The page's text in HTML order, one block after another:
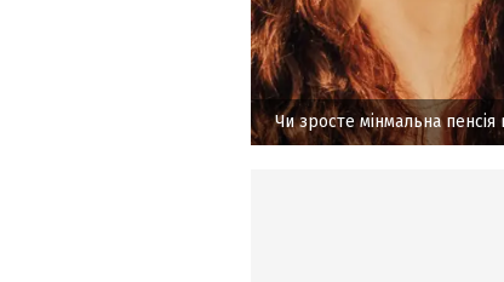
Чи зросте мінмальна пенсія